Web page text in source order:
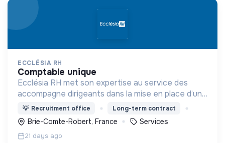
ECCLÉSIA RH
comptable unique
Ecclésia RH met son expertise au service des
accompagne dirigeants dans la mise en place d’une
politique RH innovante inspirée par une vision
chrétienne de la personne et du travail.
💡 Recruitment office Long-term contract
Brie-Comte-Robert, France Services
21 days ago